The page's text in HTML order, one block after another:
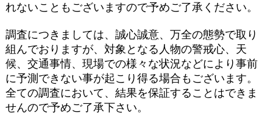
れないこともございますので予めご了承ください。
調査につきましては、誠心誠意、万全の態勢で取り
組んでおりますが、対象となる人物の警戒心、天
候、交通事情、現場での様々な状況などにより事前
に予測できない事が起こり得る場合もございます。
全ての調査において、結果を保証することはできま
せんので予めご了承下さい。